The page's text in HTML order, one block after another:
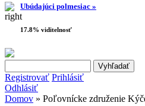
Ubúdajúci polmesiac »
17.8% viditelnosť
Vyhľadávanie
Registrovať Prihlásiť
Odhlásiť
Domov » Poľovnícke združenie